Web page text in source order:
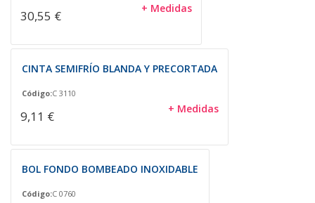
30,55 € + Medidas
CINTA SEMIFRÍO BLANDA Y PRECORTADA
Código:C 3110
9,11 € + Medidas
BOL FONDO BOMBEADO INOXIDABLE
Código:C 0760